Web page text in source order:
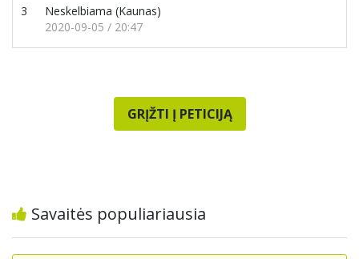
3 Neskelbiama (Kaunas)
2020-09-05 / 20:47
GRĮŽTI Į PETICIJĄ
Savaitės populiariausia